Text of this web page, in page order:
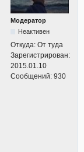
Модератор
Неактивен
Откуда: От туда
Зарегистрирован:
2015.01.10
Сообщений: 930